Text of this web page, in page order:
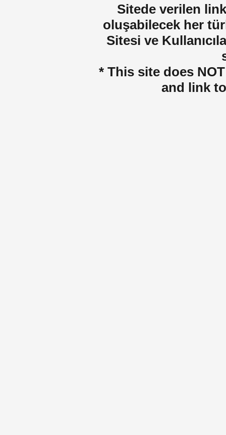
Sitede verilen
oluşabilecek her
Sitesi ve
* This site does
and link